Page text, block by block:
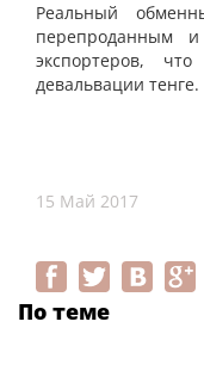
Реальный
перепроданным и
экспортеров,
девальвации тенге.
15 Май 2017
По теме